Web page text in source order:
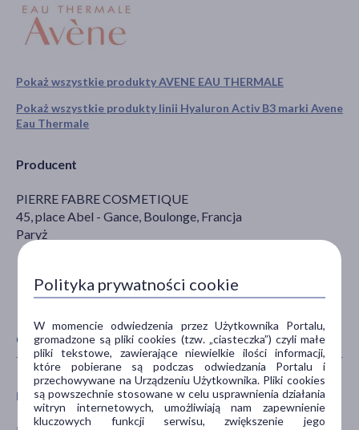
Pokaż wszystkie produkty AVENE EAU THERMALE
Pokaż wszystkie produkty linii Hyaluron Activ B3 marki Avene
Eau Thermale
Producent
PIERRE FABRE COSMETIQUE
45, place Abel - Gance, Boulonge, Francja
Paryż
CECHY PRODUKTU
PŁEĆ WIEK
Polityka prywatności cookie
W momencie odwiedzenia przez Użytkownika Portalu,
gromadzone są pliki cookies (tzw. „ciasteczka”) czyli małe
pliki tekstowe, zawierające niewielkie ilości informacji,
które pobierane są podczas odwiedzania Portalu i
przechowywane na Urządzeniu Użytkownika. Pliki cookies
są powszechnie stosowane w celu usprawnienia działania
witryn internetowych, umożliwiają nam zapewnienie
kluczowych funkcji serwisu, zwiększenie jego